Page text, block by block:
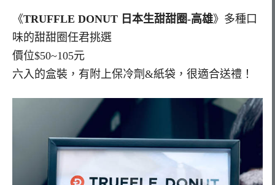
《TRUFFLE DONUT 日本生甜甜圈-高雄》多種口
味的甜甜圈任君挑選
價位$50~105元
六入的盒裝，有附上保冷劑&紙袋，很適合送禮！